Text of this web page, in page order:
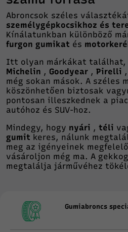
Abroncsok széles
személygépkocsikhoz és
Kínálatunkban különböző
furgon gumikat és
Itt olyan márkákat találhat,
Michelin , Goodyear , Pirelli ,
még sokan mások. A széles
köszönhetően biztosak
pontosan illeszkednek a
autóhoz és SUV-hoz.
Mindegy, hogy nyári , téli
gumit keres, nálunk
meg az igényeinek
vásároljon még ma. A
megtalálja járművéhez
Gumiabroncs